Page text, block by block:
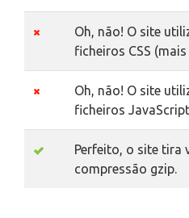
Oh, não! O site
ficheiros CSS (mais
Oh, não! O site
ficheiros
Perfeito, o site tira
compressão gzip.